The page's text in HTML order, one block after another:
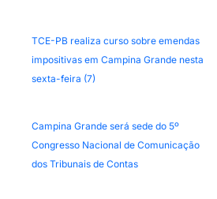
TCE-PB realiza curso sobre emendas
impositivas em Campina Grande nesta
sexta-feira (7)
Campina Grande será sede do 5º
Congresso Nacional de Comunicação
dos Tribunais de Contas